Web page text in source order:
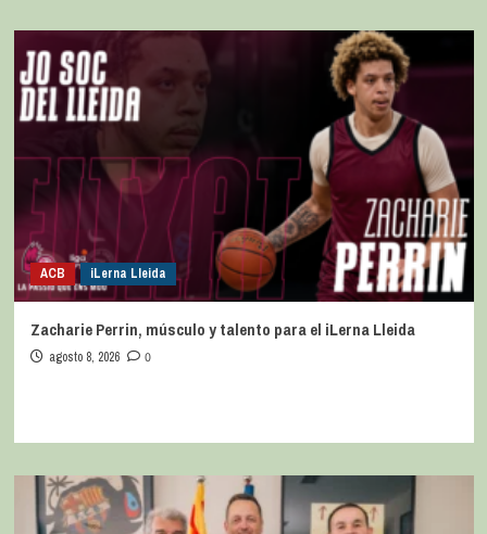
ACB iLerna Lleida
Zacharie Perrin, músculo y talento para el iLerna Lleida
agosto 8, 2026 0